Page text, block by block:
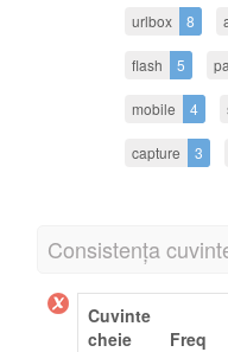
urlbox 8
flash 5
mobile 4
capture 3
Consistența
Cuvinte
cheie
Freq